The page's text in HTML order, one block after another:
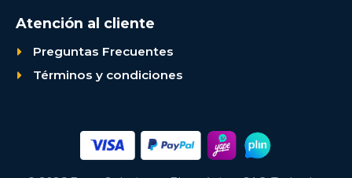
Atención al cliente
Preguntas Frecuentes
Términos y condiciones